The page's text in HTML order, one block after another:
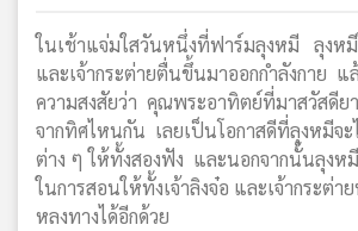
ในเช้าแจ่มใสวันหนึ่งที่ฟาร์มลุงหมี ลุงหมี
และเจ้ากระต่ายตื่นขึ้นมาออกกำลังกาย แล้
ความสงสัยว่า คุณพระอาทิตย์ที่มาสวัสดีย
จากทิศไหนกัน เลยเป็นโอกาสดีที่ลุงหมีจะ
ต่าง ๆ ให้ทั้งสองฟัง และนอกจากนั้นลุงห
ในการสอนให้ทั้งเจ้าลิงจ๋อ และเจ้ากระต่า
หลงทางได้อีกด้วย